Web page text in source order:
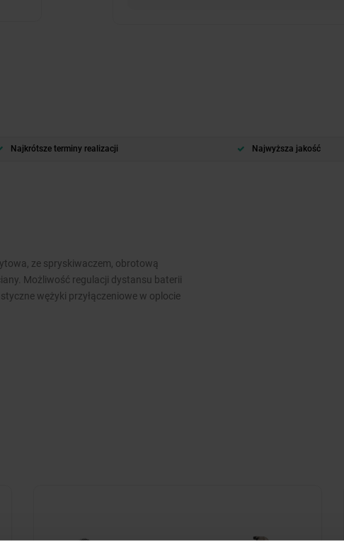
Najkrótsze terminy realizacji Najwyższa jakość
ze spryskiwaczem, obrotową
Możliwość regulacji dystansu baterii
wężyki przyłączeniowe w oplocie